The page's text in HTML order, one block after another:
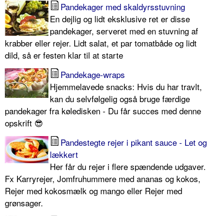
Pandekager med skaldyrsstuvning
En dejlig og lidt eksklusive ret er disse
pandekager, serveret med en stuvning af
krabber eller rejer. Lidt salat, et par tomatbåde og lidt
dild, så er festen klar til at starte
Pandekage-wraps
Hjemmelavede snacks: Hvis du har travlt,
kan du selvfølgelig også bruge færdige
pandekager fra køledisken - Du får succes med denne
opskrift 😎
Pandestegte rejer i pikant sauce - Let og
lækkert
Her får du rejer i flere spændende udgaver.
Fx Karryrejer, Jomfruhummere med ananas og kokos,
Rejer med kokosmælk og mango eller Rejer med
grønsager.